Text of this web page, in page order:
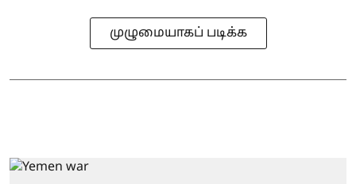
முழுமையாகப் படிக்க